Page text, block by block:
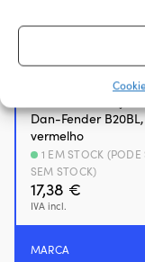
Dan-Fender
vermelho
17,38 €
IVA incl.
1 EM STOCK
SEM STOCK)
MARCA